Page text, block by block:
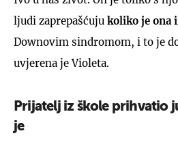
ljudi zaprepašćuju koliko je ona
Downovim sindromom, i to je
uvjerena je Violeta.
Prijatelj iz škole prihvatio
je